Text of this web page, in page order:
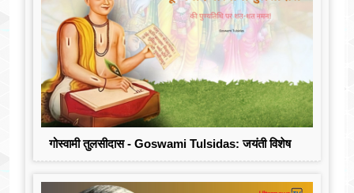
गोस्वामी तुलसीदास - Goswami Tulsidas: जयंती विशेष